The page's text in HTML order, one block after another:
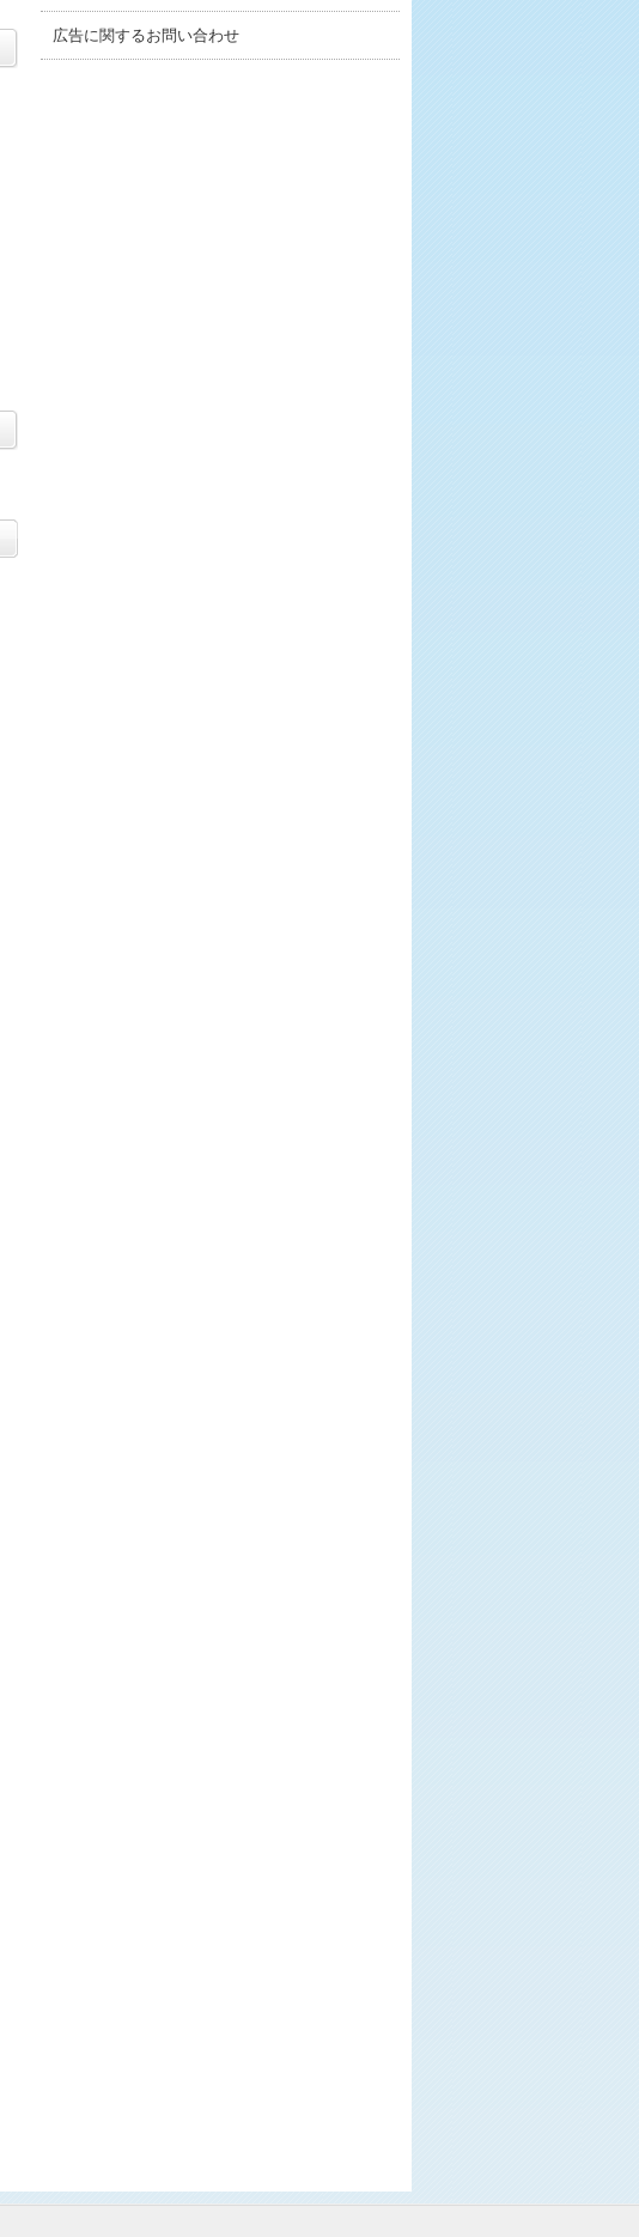
広告に関するお問い合わせ